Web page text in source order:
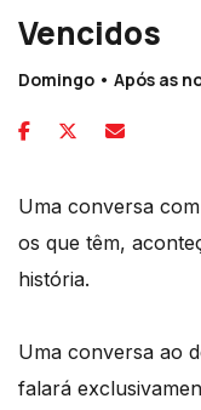
Vencidos
Domingo • Após as
Uma conversa
os que têm,
história.
Uma conversa ao
falará